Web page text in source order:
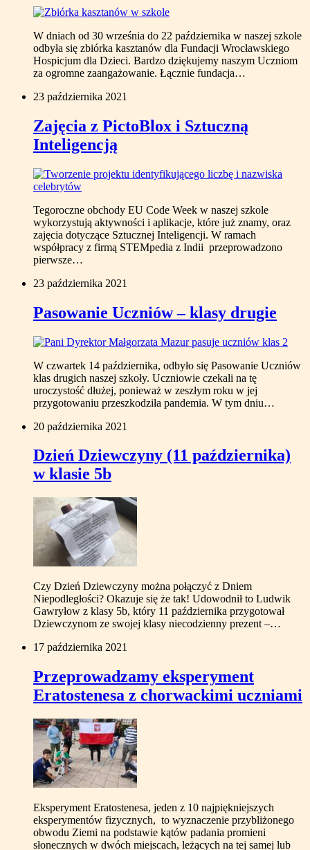
W dniach od 30 września do 22 października w naszej szkole
odbyła się zbiórka kasztanów dla Fundacji Wrocławskiego
Hospicjum dla Dzieci. Bardzo dziękujemy naszym Uczniom
za ogromne zaangażowanie. Łącznie fundacja…
23 października 2021
Zajęcia z PictoBlox i Sztuczną
Inteligencją
Tegoroczne obchody EU Code Week w naszej szkole
wykorzystują aktywności i aplikacje, które już znamy, oraz
zajęcia dotyczące Sztucznej Inteligencji. W ramach
współpracy z firmą STEMpedia z Indii przeprowadzono
pierwsze…
23 października 2021
Pasowanie Uczniów – klasy drugie
W czwartek 14 października, odbyło się Pasowanie Uczniów
klas drugich naszej szkoły. Uczniowie czekali na tę
uroczystość dłużej, ponieważ w zeszłym roku w jej
przygotowaniu przeszkodziła pandemia. W tym dniu…
20 października 2021
Dzień Dziewczyny (11 października)
w klasie 5b
Czy Dzień Dziewczyny można połączyć z Dniem
Niepodległości? Okazuje się że tak! Udowodnił to Ludwik
Gawryłow z klasy 5b, który 11 października przygotował
Dziewczynom ze swojej klasy niecodzienny prezent –…
17 października 2021
Przeprowadzamy eksperyment
Eratostenesa z chorwackimi uczniami
Eksperyment Eratostenesa, jeden z 10 najpiękniejszych
eksperymentów fizycznych, to wyznaczenie przybliżonego
obwodu Ziemi na podstawie kątów padania promieni
słonecznych w dwóch miejscach, leżących na tej samej lub